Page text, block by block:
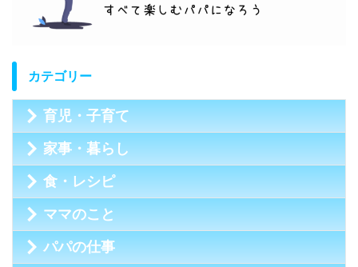
カテゴリー
育児・子育て
家事・暮らし
食・レシピ
ママのこと
パパの仕事